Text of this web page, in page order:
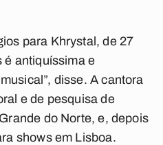
para Khrystal, de 27
é antiquíssima e
disse. A cantora
e de pesquisa de
do Norte, e, depois
shows em Lisboa.